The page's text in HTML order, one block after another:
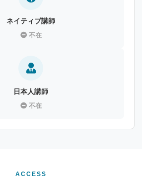
ネイティブ講師
不在
日本人講師
不在
ACCESS